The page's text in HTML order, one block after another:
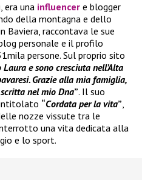
era una influencer e blogger
della montagna e dello
Baviera, raccontava le sue
personale e il profilo
persone. Sul proprio sito
Laura e sono cresciuta nell’Alta
Grazie alla mia famiglia,
nel mio Dna”. Il suo
“Cordata per la vita”,
nozze vissute tra le
una vita dedicata alla
e lo sport.